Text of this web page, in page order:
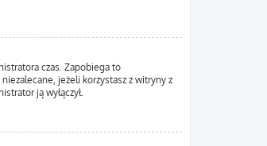
czas. Zapobiega to
niezalecane, jeżeli korzystasz z witryny z
ją wyłączył.